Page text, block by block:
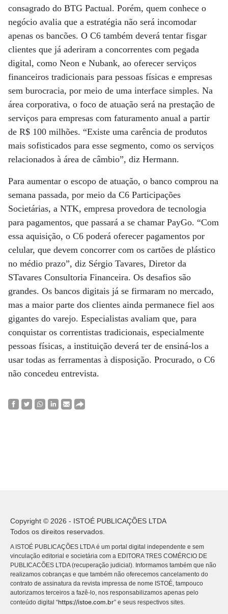
consagrado do BTG Pactual. Porém, quem conhece o
negócio avalia que a estratégia não será incomodar
apenas os bancões. O C6 também deverá tentar fisgar
clientes que já aderiram a concorrentes com pegada
digital, como Neon e Nubank, ao oferecer serviços
financeiros tradicionais para pessoas físicas e empresas
sem burocracia, por meio de uma interface simples. Na
área corporativa, o foco de atuação será na prestação de
serviços para empresas com faturamento anual a partir
de R$ 100 milhões. “Existe uma carência de produtos
mais sofisticados para esse segmento, como os serviços
relacionados à área de câmbio”, diz Hermann.
Para aumentar o escopo de atuação, o banco comprou na
semana passada, por meio da C6 Participações
Societárias, a NTK, empresa provedora de tecnologia
para pagamentos, que passará a se chamar PayGo. “Com
essa aquisição, o C6 poderá oferecer pagamentos por
celular, que devem concorrer com os cartões de plástico
no médio prazo”, diz Sérgio Tavares, Diretor da
STavares Consultoria Financeira. Os desafios são
grandes. Os bancos digitais já se firmaram no mercado,
mas a maior parte dos clientes ainda permanece fiel aos
gigantes do varejo. Especialistas avaliam que, para
conquistar os correntistas tradicionais, especialmente
pessoas físicas, a instituição deverá ter de ensiná-los a
usar todas as ferramentas à disposição. Procurado, o C6
não concedeu entrevista.
Copyright © 2026 - ISTOÉ PUBLICAÇÕES LTDA
Todos os direitos reservados.
A ISTOÉ PUBLICAÇÕES LTDA é um portal digital independente e sem
vinculação editorial e societária com a EDITORA TRES COMÉRCIO DE
PUBLICACÕES LTDA (recuperação judicial). Informamos também que não
realizamos cobranças e que também não oferecemos cancelamento do
contrato de assinatura da revista impressa de nome ISTOÉ, tampouco
autorizamos terceiros a fazê-lo, nos responsabilizamos apenas pelo
conteúdo digital “https://istoe.com.br” e seus respectivos sites.